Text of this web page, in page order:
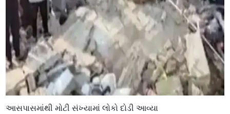
આસપાસમાંથી મોટી સંખ્યામાં લોકો દોડી આવ્યા